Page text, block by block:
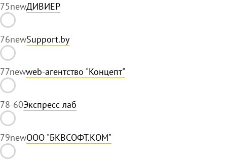
75newДИВИЕР
76newSupport.by
77newweb-агентство "Концепт"
78-60Экспресс лаб
79newООО "БКВСОФТ.КОМ"